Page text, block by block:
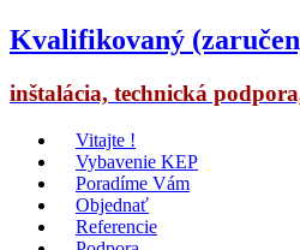
Kvalifikovaný
inštalácia, technická
Vitajte !
Vybavenie KEP
Poradíme Vám
Objednať
Referencie